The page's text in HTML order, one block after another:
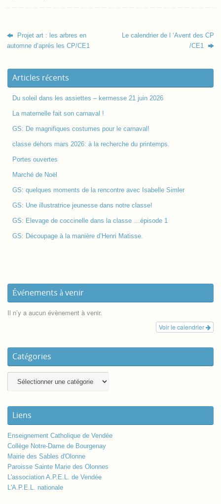
Projet art : les arbres en
automne d’après les CP/CE1
Le calendrier de l ‘Avent des CP
/CE1
Articles récents
Du soleil dans les assiettes – kermesse 21 juin 2026
La maternelle fait son carnaval !
GS: De magnifiques costumes pour le carnaval!
classe dehors mars 2026: à la recherche du printemps.
Portes ouvertes
Marché de Noël
GS: quelques moments de la rencontre avec Isabelle Simler
GS: Une illustratrice jeunesse dans notre classe!
GS: Elevage de coccinelle dans la classe …épisode 1
GS: Découpage à la manière d’Henri Matisse.
Événements à venir
Il n’y a aucun évènement à venir.
Voir le calendrier
Catégories
Liens
Enseignement Catholique de Vendée
Collège Notre-Dame de Bourgenay
Mairie des Sables d'Olonne
Paroisse Sainte Marie des Olonnes
L'association A.P.E.L. de Vendée
L'A.P.E.L. nationale